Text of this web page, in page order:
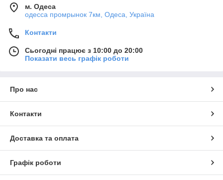
м. Одеса
одесса промрынок 7км, Одеса, Україна
Контакти
Сьогодні працює з 10:00 до 20:00
Показати весь графік роботи
Про нас
Контакти
Доставка та оплата
Графік роботи